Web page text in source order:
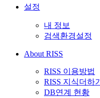
설정
내 정보
검색환경설정
About RISS
RISS 이용방법
RISS 지식더하기
DB연계 현황